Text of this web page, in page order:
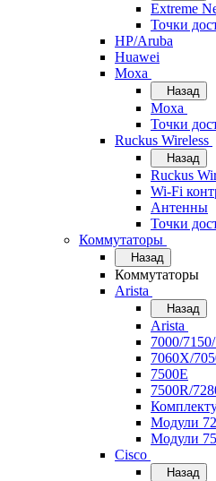
Extreme
Точки
HP/Aruba
Huawei
Moxa
Назад
Moxa
Точки
Ruckus Wireless
Назад
Ruckus
Wi-Fi
Антенны
Точки
Коммутаторы
Назад
Коммутаторы
Arista
Назад
Arista
7000/
7060X/
7500E
7500R/
Модули
Модули
Cisco
Назад